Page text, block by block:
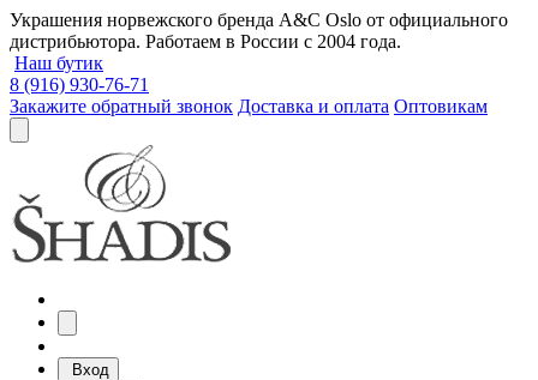
Украшения норвежского бренда A&C Oslo от официального
дистрибьютора. Работаем в России с 2004 года.
Наш бутик
8 (916) 930-76-71
Закажите обратный звонок Доставка и оплата Оптовикам
Вход